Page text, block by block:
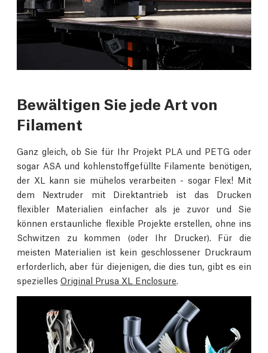
Bewältigen Sie jede Art von
Filament
Ganz gleich, ob Sie für Ihr Projekt PLA und PETG oder
sogar ASA und kohlenstoffgefüllte Filamente benötigen,
der XL kann sie mühelos verarbeiten - sogar Flex! Mit
dem Nextruder mit Direktantrieb ist das Drucken
flexibler Materialien einfacher als je zuvor und Sie
können erstaunliche flexible Projekte erstellen, ohne ins
Schwitzen zu kommen (oder Ihr Drucker). Für die
meisten Materialien ist kein geschlossener Druckraum
erforderlich, aber für diejenigen, die dies tun, gibt es ein
spezielles Original Prusa XL Enclosure